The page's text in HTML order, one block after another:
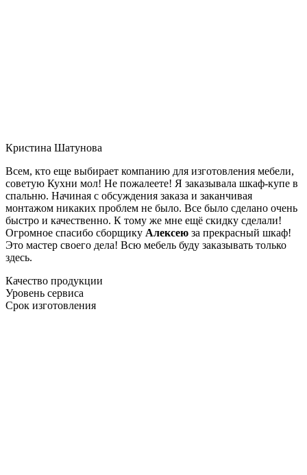
Кристина Шатунова
Всем, кто еще выбирает компанию для изготовления мебели,
советую Кухни мол! Не пожалеете! Я заказывала шкаф-купе в
спальню. Начиная с обсуждения заказа и заканчивая
монтажом никаких проблем не было. Все было сделано очень
быстро и качественно. К тому же мне ещё скидку сделали!
Огромное спасибо сборщику Алексею за прекрасный шкаф!
Это мастер своего дела! Всю мебель буду заказывать только
здесь.
Качество продукции
Уровень сервиса
Срок изготовления